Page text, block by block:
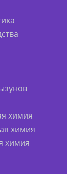
химия
химия
химия